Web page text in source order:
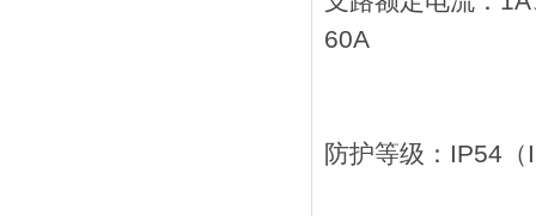
60A
防护等级：IP54